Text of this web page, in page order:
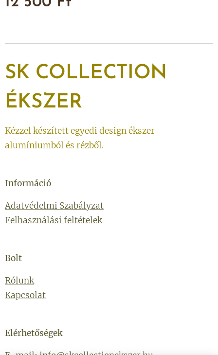
SK COLLECTION
ÉKSZER
Kézzel készített egyedi design ékszer
alumíniumból és rézből.
Információ
Adatvédelmi Szabályzat
Felhasználási feltételek
Bolt
Rólunk
Kapcsolat
Elérhetőségek